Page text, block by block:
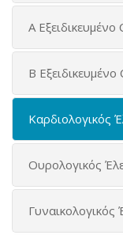
Α Εξειδικευμένο
Β Εξειδικευμένο
Καρδιολογικός
Ουρολογικός
Γυναικολογικός